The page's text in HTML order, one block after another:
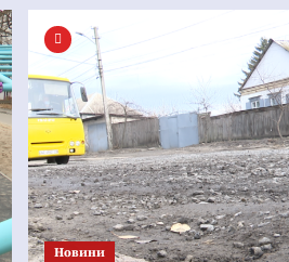
Новини